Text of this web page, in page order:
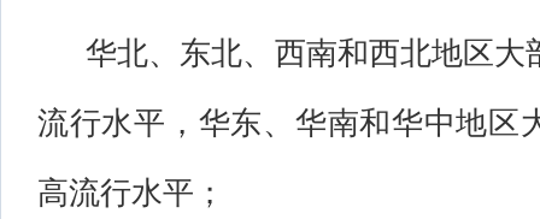
华北、东北、西南和西北地区
流行水平，华东、华南和华中地区
高流行水平；